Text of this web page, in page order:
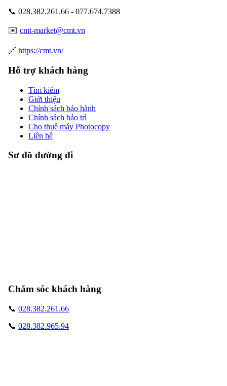
📞 028.382.261.66 - 077.674.7388
✉️ cmt-market@cmt.vn
🔗 https://cmt.vn/
Hỗ trợ khách hàng
Tìm kiếm
Giới thiệu
Chính sách bảo hành
Chính sách bảo trì
Cho thuê máy Photocopy
Liên hệ
Sơ đồ đường đi
Chăm sóc khách hàng
📞 028.382.261.66
📞 028.382.965.94